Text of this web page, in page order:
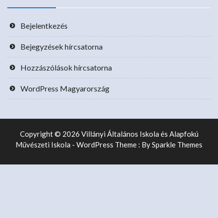
Bejelentkezés
Bejegyzések hírcsatorna
Hozzászólások hírcsatorna
WordPress Magyarország
Copyright © 2026 Villányi Általános Iskola és Alapfokú
Művészeti Iskola - WordPress Theme : BySparkle Themes